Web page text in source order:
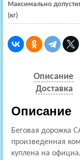
Максимально
(кг)
Описание
Доставка
Описание
Беговая дорожка
произведенная
куплена на